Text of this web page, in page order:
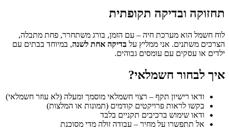
תחזוקה ובדיקה תקופתית
לוח חשמל הוא מערכת חיה – עם הזמן, בורג משתחרר, פחת מתבלה,
הצרכים משתנים. אני ממליץ על בדיקה אחת לשנה, במיוחד בבתים עם
ילדים או עסקים עם עומסים גבוהים.
איך לבחור חשמלאי?
ודאו רישיון תקף – רצוי חשמלאי מוסמך ומעלה (לא עוזר חשמלאי)
בקשו לראות פרויקטים קודמים (תמונות או המלצות)
ודאו שימוש ברכיבים תקניים בלבד
אל תתפשרו על מחיר – עבודה זולה מדי מסוכנת